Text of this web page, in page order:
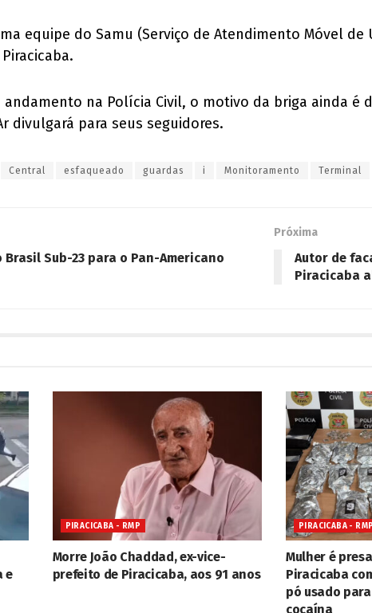
equipe do Samu (Serviço de Atendimento Móvel
na Polícia Civil, o motivo da briga ainda é
divulgará para seus seguidores.
Central esfaqueado guardas i Monitoramento Terminal
Brasil Sub-23 para o Pan-Americano
Próxima
Autor de
Piracicaba
e
PIRACICABA - RMP
Morre João Chaddad, ex-vice-
prefeito de Piracicaba, aos 91 anos
PIRACICABA - RMP
Mulher é
Piracicaba
pó usado
cocaína